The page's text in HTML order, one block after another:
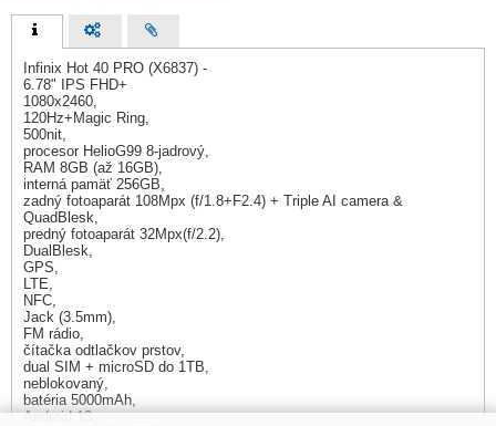
Infinix Hot 40 PRO (X6837) -
6.78" IPS FHD+
1080x2460,
120Hz+Magic Ring,
500nit,
procesor HelioG99 8-jadrový,
RAM 8GB (až 16GB),
interná pamäť 256GB,
zadný fotoaparát 108Mpx (f/1.8+F2.4) + Triple AI camera &
QuadBlesk,
predný fotoaparát 32Mpx(f/2.2),
DualBlesk,
GPS,
LTE,
NFC,
Jack (3.5mm),
FM rádio,
čítačka odtlačkov prstov,
dual SIM + microSD do 1TB,
neblokovaný,
batéria 5000mAh,
Android 13,